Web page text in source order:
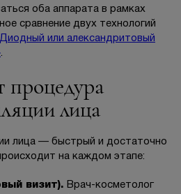
оба аппарата в рамках
сравнение двух технологий
или александритовый
.
процедура
лица
лица — быстрый и достаточно
на каждом этапе:
визит). Врач-косметолог